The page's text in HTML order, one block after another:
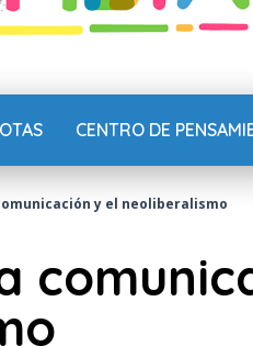
CENTRO DE
y el neoliberalismo